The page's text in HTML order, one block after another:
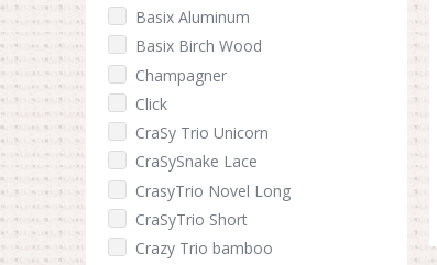
Basix Aluminum
Basix Birch Wood
Champagner
Click
CraSy Trio Unicorn
CraSySnake Lace
CrasyTrio Novel Long
CraSyTrio Short
Crazy Trio bamboo